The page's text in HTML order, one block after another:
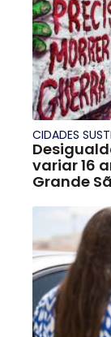
CIDADES
variar 16
Grande